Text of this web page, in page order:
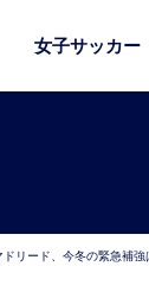
女子サッカー
リード、今冬の緊急補